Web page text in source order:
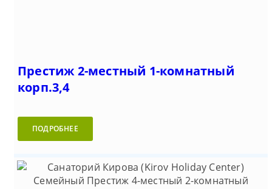
Престиж 2-местный 1-комнатный
корп.3,4
ПОДРОБНЕЕ